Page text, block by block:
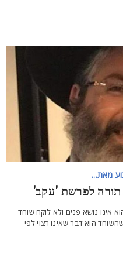
לפרשת 'עקב'
נושא פנים ולא לוקח שוחד
הוא דבר שאינו רצוי לפי